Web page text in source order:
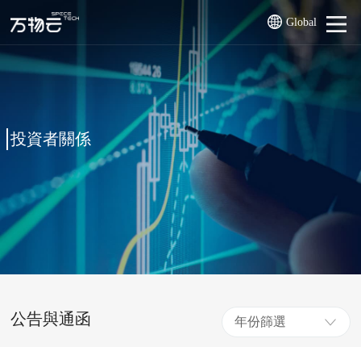
Global
投資者關係
公告與通函 年份篩選